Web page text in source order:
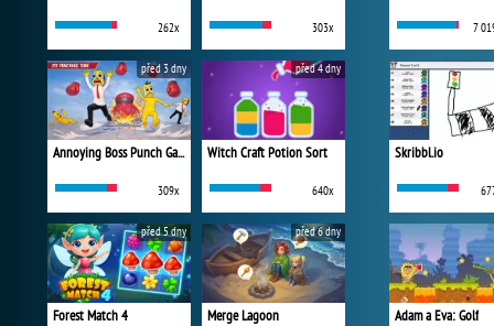
262x 303x
Annoying Boss Punch Game
309x
před 3 dny
Witch Craft Potion Sort
640x
před 4 dny
Forest Match 4
před 5 dny
Merge Lagoon
před 6 dny
7
Skribbl.io
Adam a Eva: Golf